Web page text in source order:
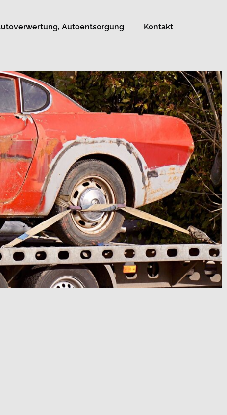
Autoentsorgung Kontakt